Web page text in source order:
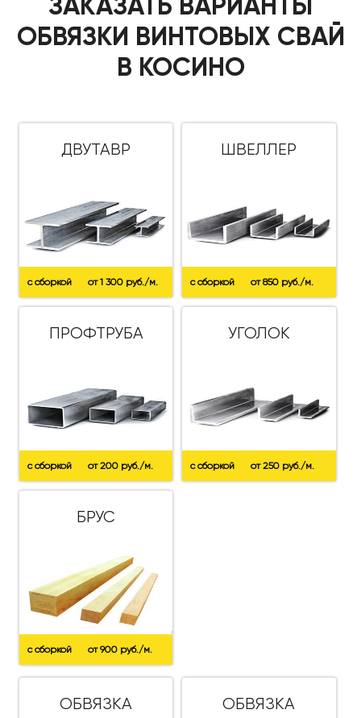
ОБВЯЗКИ ВИНТОВЫХ СВАЙ
В КОСИНО
ДВУТАВР
с сборкой от 1 300 руб./м.
ШВЕЛЛЕР
с сборкой от 850 руб./м.
ПРОФТРУБА
с сборкой от 200 руб./м.
УГОЛОК
с сборкой от 250 руб./м.
БРУС
с сборкой от 900 руб./м.
ОБВЯЗКА
ОБВЯЗКА